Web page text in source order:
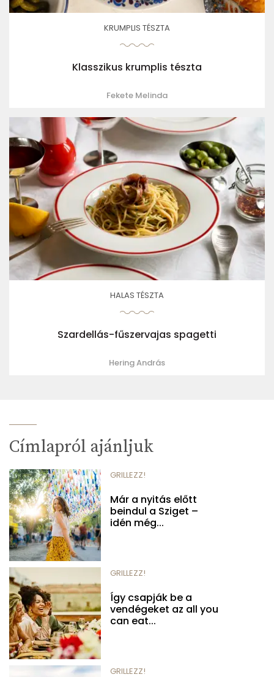
KRUMPLIS TÉSZTA
Klasszikus krumplis tészta
Fekete Melinda
HALAS TÉSZTA
Szardellás-fűszervajas spagetti
Hering András
Címlapról ajánljuk
GRILLEZZ!
Már a nyitás előtt
beindul a Sziget –
idén még...
GRILLEZZ!
Így csapják be a
vendégeket az all you
can eat...
GRILLEZZ!